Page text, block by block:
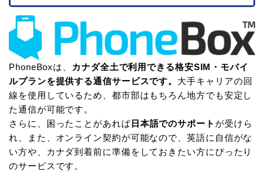
PhoneBoxは、
カナダ全土で利用できる格安SIM・モバイ
ルプランを提供する通信サービスです。 大手キャリアの回
線を使用しているため、都市部はもちろん地方でも安定し
た通信が可能です。
さらに、困ったことがあれば日本語でのサポート が受けら
れ、また、オンライン契約が可能なので、英語に自信がな
い方や、カナダ到着前に準備をしておきたい方にぴったり
のサービスです。